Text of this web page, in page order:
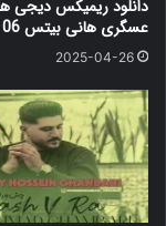
دانلود ریمیکس دیجی
عسگری هانی بیتس 06
2025-04-26